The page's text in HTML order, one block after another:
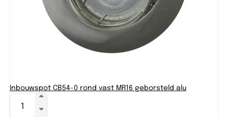
Inbouwspot CB54-0 rond vast MR16 geborsteld alu